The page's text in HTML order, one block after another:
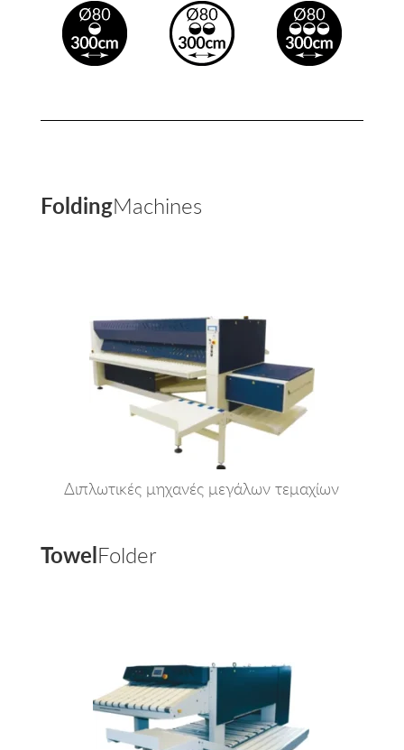
FoldingMachines
Διπλωτικές μηχανές μεγάλων τεμαχίων
TowelFolder